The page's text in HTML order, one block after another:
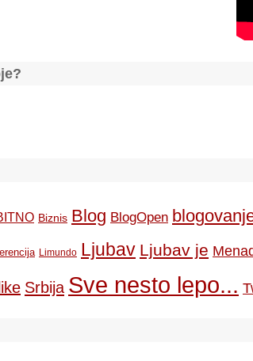
Biznis Blog BlogOpen
Limundo Ljubav Ljubav je
Srbija Sve nesto lepo...